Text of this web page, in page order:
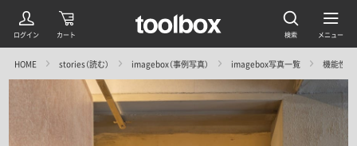
HOME stories（読む） imagebox（事例写真） imagebox写真一覧 機能性